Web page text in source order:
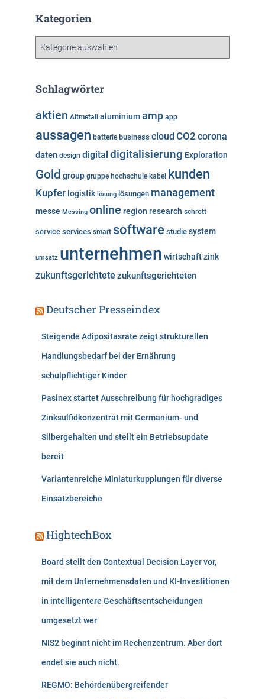
h
Kategorien
g
r
i
n
Schlagwörter
aktien Altmetall aluminiumamp app
aussagen batterie business cloud CO2 corona
daten design digital digitalisierung Exploration
Gold group gruppe hochschule kabel kunden
Kupfer logistik lösung lösungen management
messe Messing online region research schrott
service services smart software studie system
umsatz unternehmen wirtschaftzink
zukunftsgerichtete zukunftsgerichteten
Deutscher Presseindex
Steigende Adipositasrate zeigt strukturellen
Handlungsbedarf bei der Ernährung
schulpflichtiger Kinder
Pasinex startet Ausschreibung für hochgradiges
Zinksulfidkonzentrat mit Germanium- und
Silbergehalten und stellt ein Betriebsupdate
bereit
Variantenreiche Miniaturkupplungen für diverse
Einsatzbereiche
HightechBox
Board stellt den Contextual Decision Layer vor,
mit dem Unternehmensdaten und KI-Investitionen
in intelligentere Geschäftsentscheidungen
umgesetzt wer
NIS2 beginnt nicht im Rechenzentrum. Aber dort
endet sie auch nicht.
REGMO: Behördenübergreifender